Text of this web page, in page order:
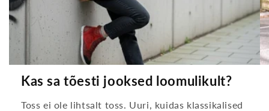
Kas sa tõesti jooksed loomulikult?
Toss ei ole lihtsalt toss. Uuri, kuidas klassikalised